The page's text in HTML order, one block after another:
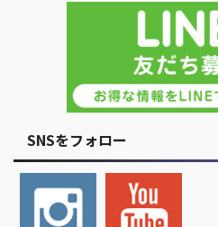
SNSをフォロー